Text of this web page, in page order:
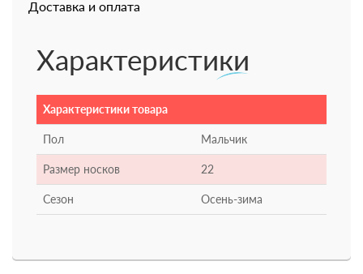
Доставка и оплата
Характеристики
Характеристики товара
Пол Мальчик
Размер носков 22
Сезон Осень-зима